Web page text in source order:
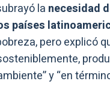
la necesidad
países
pero explicó
y “en